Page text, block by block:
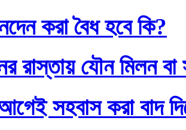
করা বৈধ হবে কি?
রাস্তায় যৌন মিলন
আগেই সহবাস করা বাদ